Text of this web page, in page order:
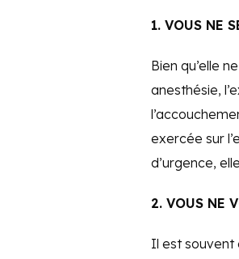
1. VOUS NE
Bien qu’elle
anesthésie,
exercée sur
d’urgence,
2. VOUS NE
Il est souvent